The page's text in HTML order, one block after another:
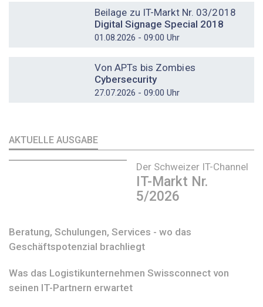
Beilage zu IT-Markt Nr. 03/2018
Digital Signage Special 2018
01.08.2026 - 09:00 Uhr
Von APTs bis Zombies
Cybersecurity
27.07.2026 - 09:00 Uhr
AKTUELLE AUSGABE
Der Schweizer IT-Channel
IT-Markt Nr.
5/2026
Beratung, Schulungen, Services - wo das
Geschäftspotenzial brachliegt
Was das Logistikunternehmen Swissconnect von
seinen IT-Partnern erwartet